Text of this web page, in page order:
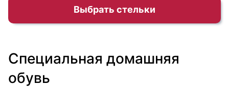
Выбрать стельки
Специальная домашняя
обувь